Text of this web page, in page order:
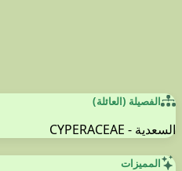
الفصيلة (العائلة)
السعدية - CYPERACEAE
المميزات